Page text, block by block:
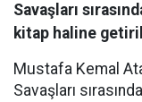
Savaşları
kitap haline
Mustafa Kemal
Savaşları